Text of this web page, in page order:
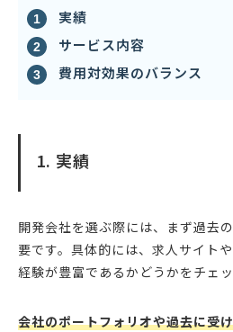
実績
サービス内容
費用対効果のバランス
1. 実績
開発会社を選ぶ際には、まず過去
要です。具体的には、求人サイト
経験が豊富であるかどうかをチェッ
会社のポートフォリオや過去に受